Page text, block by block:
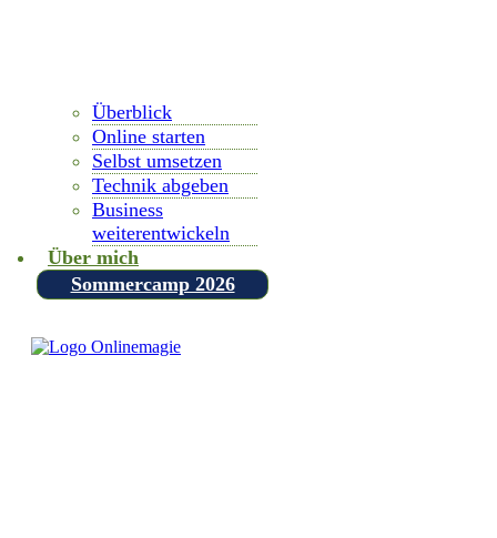
Überblick
Online starten
Selbst umsetzen
Technik abgeben
Business
weiterentwickeln
Über mich
Sommercamp 2026